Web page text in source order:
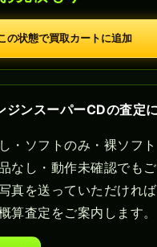
の状態で買取カートに追加
ジンスーパーCDの査定
・ソフトのみ・裸ソフ
なし・動作未確認でも
真を送っていただけれ
算査定をご案内します。